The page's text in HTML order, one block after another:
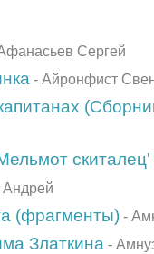
Сергей
- Айронфист
скиталец'
(фрагменты) -
Златкина -